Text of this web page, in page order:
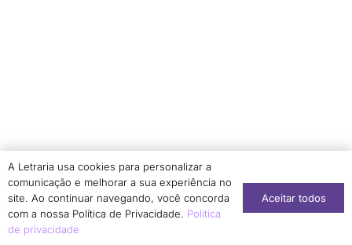
A Letraria usa cookies para personalizar a
comunicação e melhorar a sua experiência no
site. Ao continuar navegando, você concorda
com a nossa Política de Privacidade. Politica
de privacidade
Aceitar todos